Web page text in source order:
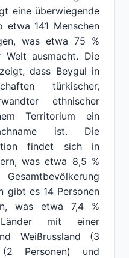
eine überwiegende
etwa 141 Menschen
was etwa 75 %
ausmacht. Die
dass Beygul in
türkischer,
ethnischer
Territorium ein
ist. Die
findet sich in
was etwa 8,5 %
gibt es 14 Personen
was etwa 7,4 %
mit einer
Weißrussland (3
(2 Personen) und